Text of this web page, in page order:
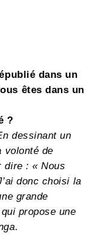
dans un
êtes dans un
?
dessinant un
volonté de
dire : « Nous
donc choisi la
grande
propose une